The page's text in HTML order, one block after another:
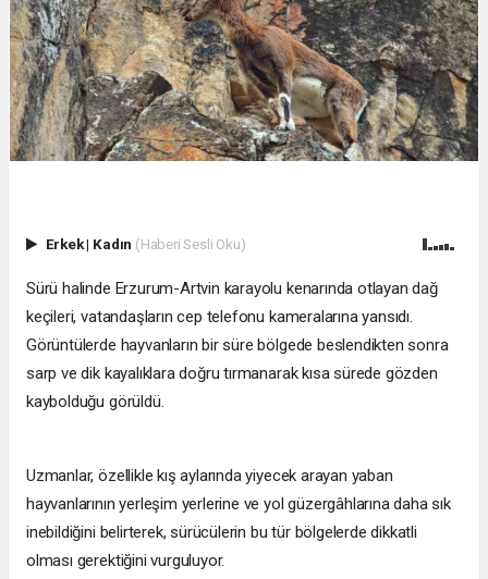
Erkek| Kadın (Haberi Sesli Oku)
Sürü halinde Erzurum-Artvin karayolu kenarında otlayan dağ
keçileri, vatandaşların cep telefonu kameralarına yansıdı.
Görüntülerde hayvanların bir süre bölgede beslendikten sonra
sarp ve dik kayalıklara doğru tırmanarak kısa sürede gözden
kaybolduğu görüldü.
Uzmanlar, özellikle kış aylarında yiyecek arayan yaban
hayvanlarının yerleşim yerlerine ve yol güzergâhlarına daha sık
inebildiğini belirterek, sürücülerin bu tür bölgelerde dikkatli
olması gerektiğini vurguluyor.